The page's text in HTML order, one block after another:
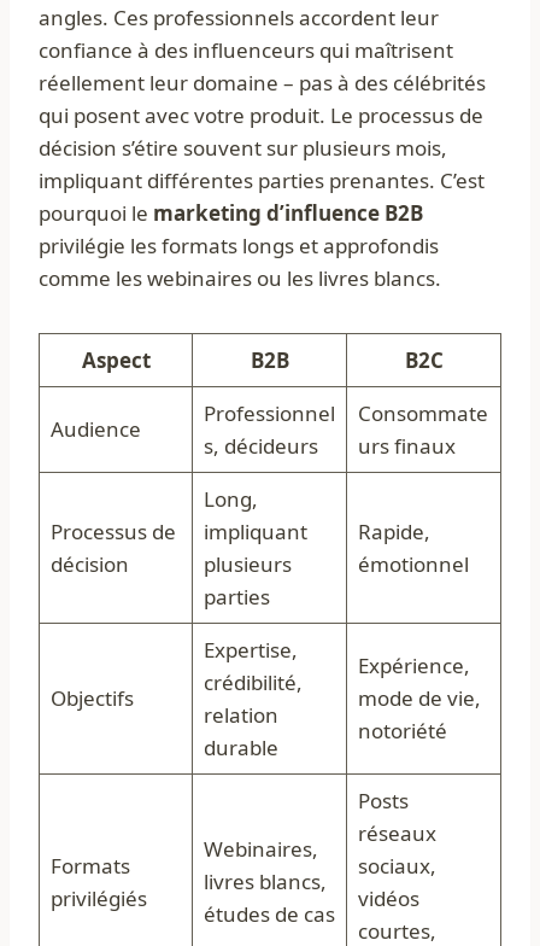
angles. Ces professionnels accordent leur
confiance à des influenceurs qui maîtrisent
réellement leur domaine – pas à des célébrités
qui posent avec votre produit. Le processus de
décision s’étire souvent sur plusieurs mois,
impliquant différentes parties prenantes. C’est
pourquoi le marketing d’influence B2B
privilégie les formats longs et approfondis
comme les webinaires ou les livres blancs.
Aspect B2B B2C
Audience
Professionnel
s, décideurs
Consommate
urs finaux
Processus de
décision
Long,
impliquant
plusieurs
parties
Rapide,
émotionnel
Objectifs
Expertise,
crédibilité,
relation
durable
Expérience,
mode de vie,
notoriété
Formats
privilégiés
Webinaires,
livres blancs,
études de cas
Posts
réseaux
sociaux,
vidéos
courtes,